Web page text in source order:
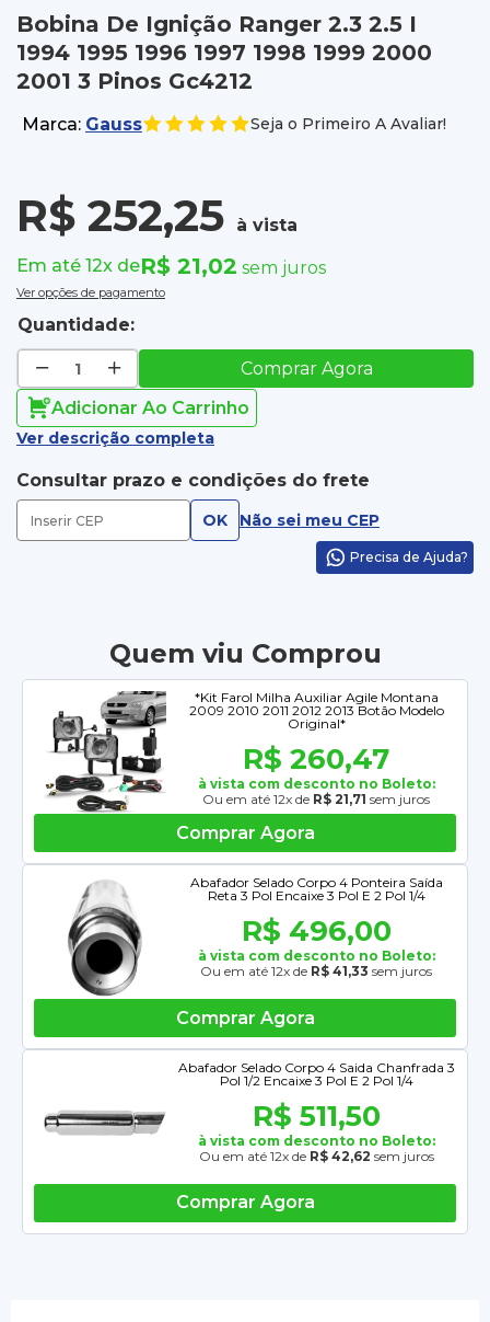
Bobina De Ignição Ranger 2.3 2.5 I
1994 1995 1996 1997 1998 1999 2000
2001 3 Pinos Gc4212
Marca: Gauss Seja o Primeiro A Avaliar!
R$ 252,25
à vista
Em até 12x deR$ 21,02 sem juros
Ver opções de pagamento
Quantidade:
Comprar Agora
Adicionar Ao Carrinho
Ver descrição completa
Consultar prazo e condições do frete
OK Não sei meu CEP
Precisa de Ajuda?
Quem viu Comprou
*Kit Farol Milha Auxiliar Agile Montana
2009 2010 2011 2012 2013 Botão Modelo
Original*
R$ 260,47
à vista com desconto no Boleto:
Ou em até 12x de R$ 21,71 sem juros
Comprar Agora
Abafador Selado Corpo 4 Ponteira Saída
Reta 3 Pol Encaixe 3 Pol E 2 Pol 1/4
R$ 496,00
à vista com desconto no Boleto:
Ou em até 12x de R$ 41,33 sem juros
Comprar Agora
Abafador Selado Corpo 4 Saida Chanfrada 3
Pol 1/2 Encaixe 3 Pol E 2 Pol 1/4
R$ 511,50
à vista com desconto no Boleto:
Ou em até 12x de R$ 42,62 sem juros
Comprar Agora